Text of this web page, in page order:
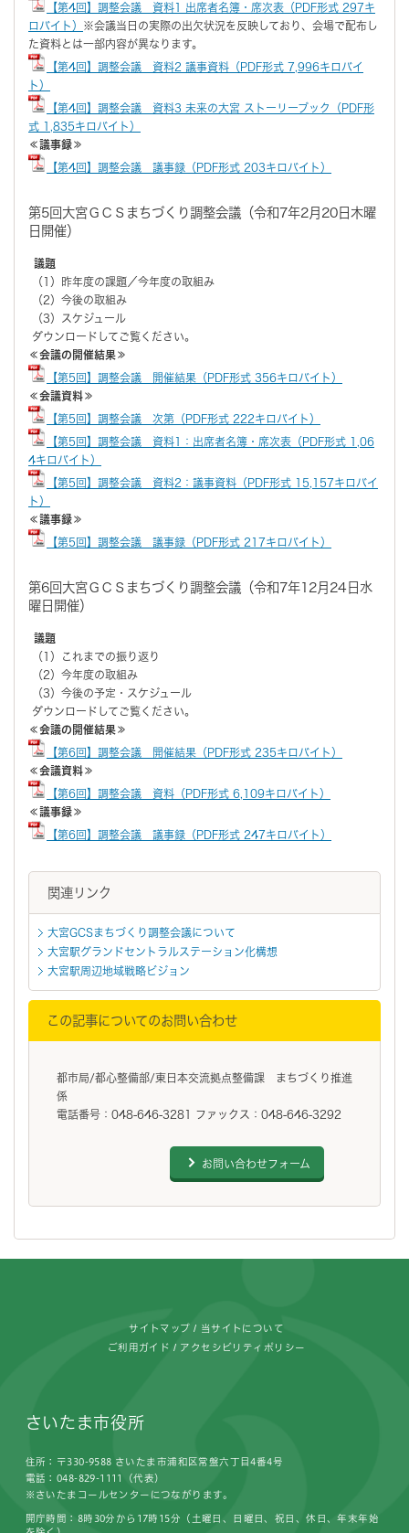
【第4回】調整会議 資料1 出席者名簿・席次表（PDF形式 297キ
ロバイト） ※会議当日の実際の出欠状況を反映しており、会場で配布し
た資料とは一部内容が異なります。
【第4回】調整会議 資料2 議事資料（PDF形式 7,996キロバイ
ト）
【第4回】調整会議 資料3 未来の大宮 ストーリーブック（PDF形
式 1,835キロバイト）
≪議事録≫
【第4回】調整会議 議事録（PDF形式 203キロバイト）
第5回大宮ＧＣＳまちづくり調整会議（令和7年2月20日木曜
日開催）
議題
（1）昨年度の課題／今年度の取組み
（2）今後の取組み
（3）スケジュール
ダウンロードしてご覧ください。
≪会議の開催結果≫
【第5回】調整会議 開催結果（PDF形式 356キロバイト）
≪会議資料≫
【第5回】調整会議 次第（PDF形式 222キロバイト）
【第5回】調整会議 資料1：出席者名簿・席次表（PDF形式 1,06
4キロバイト）
【第5回】調整会議 資料2：議事資料（PDF形式 15,157キロバイ
ト）
≪議事録≫
【第5回】調整会議 議事録（PDF形式 217キロバイト）
第6回大宮ＧＣＳまちづくり調整会議（令和7年12月24日水
曜日開催）
議題
（1）これまでの振り返り
（2）今年度の取組み
（3）今後の予定・スケジュール
ダウンロードしてご覧ください。
≪会議の開催結果≫
【第6回】調整会議 開催結果（PDF形式 235キロバイト）
≪会議資料≫
【第6回】調整会議 資料（PDF形式 6,109キロバイト）
≪議事録≫
【第6回】調整会議 議事録（PDF形式 247キロバイト）
関連リンク
大宮GCSまちづくり調整会議について
大宮駅グランドセントラルステーション化構想
大宮駅周辺地域戦略ビジョン
この記事についてのお問い合わせ
都市局/都心整備部/東日本交流拠点整備課 まちづくり推進
係
電話番号：048-646-3281 ファックス：048-646-3292
お問い合わせフォーム
サイトマップ 当サイトについて
ご利用ガイド アクセシビリティポリシー
さいたま市役所
住所：〒330-9588 さいたま市浦和区常盤六丁目4番4号
電話：048-829-1111（代表）
※さいたまコールセンターにつながります。
開庁時間：8時30分から17時15分（土曜日、日曜日、祝日、休日、年末年始